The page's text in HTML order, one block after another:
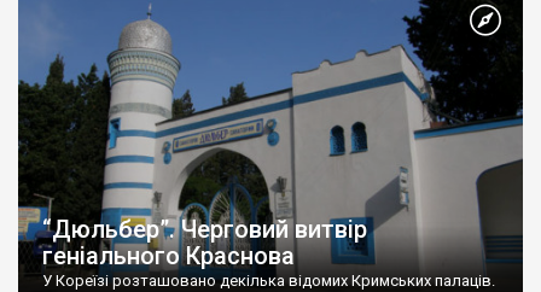
“Дюльбер”. Черговий витвір
геніального Краснова
У Кореїзі розташовано декілька відомих Кримських палаців.